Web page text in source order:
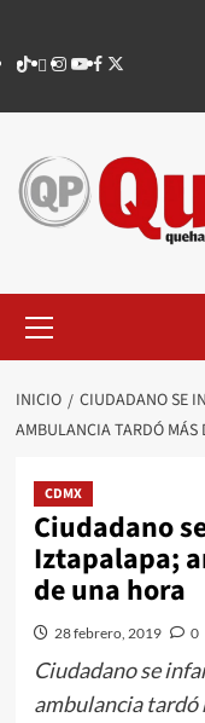
contenido
TikTok
threads
Instagram
Youtube
Facebook
X
principal
INICIO
CIUDADANO SE
AMBULANCIA TARDÓ MÁS
CDMX
Ciudadano
Iztapalapa;
de una hora
28 febrero, 2019 0
Ciudadano se
ambulancia tardó